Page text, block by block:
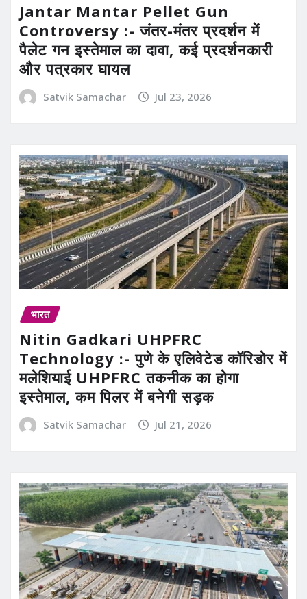
Jantar Mantar Pellet Gun
Controversy :- जंतर-मंतर प्रदर्शन में
पैलेट गन इस्तेमाल का दावा, कई प्रदर्शनकारी
और पत्रकार घायल
Satvik Samachar Jul 23, 2026
भारत
Nitin Gadkari UHPFRC
Technology :- पुणे के एलिवेटेड कॉरिडोर में
मलेशियाई UHPFRC तकनीक का होगा
इस्तेमाल, कम पिलर में बनेगी सड़क
Satvik Samachar Jul 21, 2026